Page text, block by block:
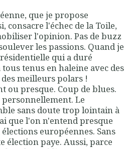
que je propose
consacre l'échec de la Toile,
l'opinion. Pas de buzz
les passions. Quand je
qui a duré
tenus en haleine avec des
meilleurs polars !
ou presque. Coup de blues.
personnellement. Le
sans doute trop lointain à
que l'on n'entend presque
européennes. Sans
élection paye. Aussi, parce